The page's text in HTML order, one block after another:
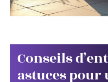
Conseils
astuces